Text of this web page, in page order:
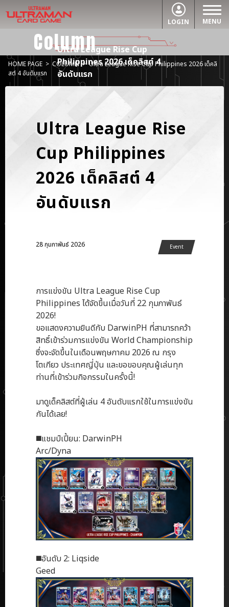
MENU
LOGIN
Column
Ultra League Rise Cup
Philippines 2026 เด็คลิสต์ 4
อันดับแรก
HOME PAGE >COLUMN>Ultra League Rise Cup Philippines 2026 เด็คลิ
สต์ 4 อันดับแรก
Ultra League Rise
Cup Philippines
2026 เด็คลิสต์ 4
อันดับแรก
28 กุมภาพันธ์ 2026 Event
การแข่งขัน Ultra League Rise Cup
Philippines ได้จัดขึ้นเมื่อวันที่ 22 กุมภาพันธ์
2026!
ขอแสดงความยินดีกับ DarwinPH ที่สามารถคว้า
สิทธิ์เข้าร่วมการแข่งขัน World Championship
ซึ่งจะจัดขึ้นในเดือนพฤษภาคม 2026 ณ กรุง
โตเกียว ประเทศญี่ปุ่น และขอขอบคุณผู้เล่นทุก
ท่านที่เข้าร่วมกิจกรรมในครั้งนี้!
มาดูเด็คลิสต์ที่ผู้เล่น 4 อันดับแรกใช้ในการแข่งขัน
กันได้เลย!
◼️แชมป์เปี้ยน: DarwinPH
Arc/Dyna
◼️อันดับ 2: Liqside
Geed